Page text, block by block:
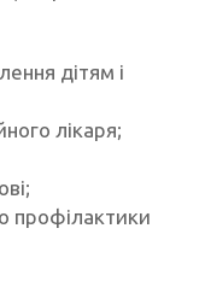
дітям і
лікаря;
профілактики